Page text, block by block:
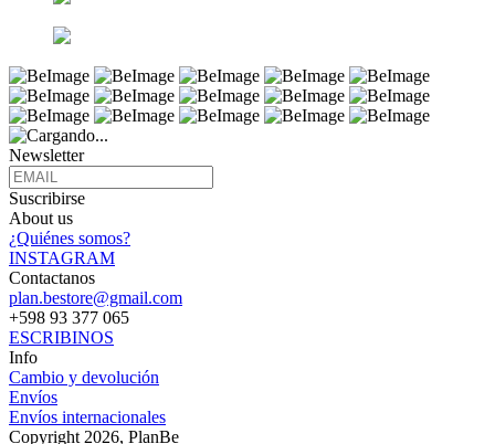
Newsletter
Suscribirse
About us
¿Quiénes somos?
INSTAGRAM
Contactanos
plan.bestore@gmail.com
+598 93 377 065
ESCRIBINOS
Info
Cambio y devolución
Envíos
Envíos internacionales
Copyright 2026, PlanBe